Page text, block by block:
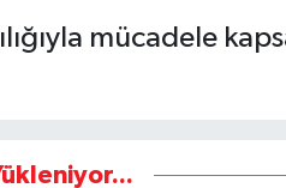
mücadele